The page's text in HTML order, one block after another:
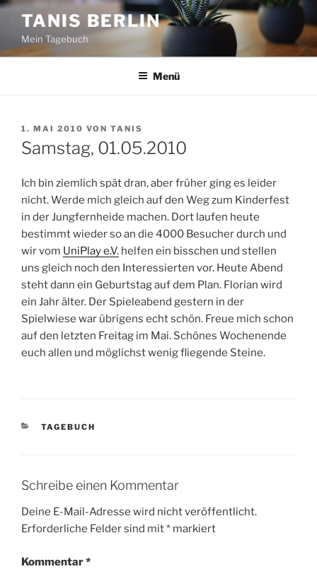
Zum
Inhalt
springen
TANIS BERLIN
Mein Tagebuch
Menü
VERÖFFENTLICHT
AM
1. MAI 2010 VON TANIS
Samstag, 01.05.2010
Ich bin ziemlich spät dran, aber früher ging es leider
nicht. Werde mich gleich auf den Weg zum Kinderfest
in der Jungfernheide machen. Dort laufen heute
bestimmt wieder so an die 4000 Besucher durch und
wir vom UniPlay e.V. helfen ein bisschen und stellen
uns gleich noch den Interessierten vor. Heute Abend
steht dann ein Geburtstag auf dem Plan. Florian wird
ein Jahr älter. Der Spieleabend gestern in der
Spielwiese war übrigens echt schön. Freue mich schon
auf den letzten Freitag im Mai. Schönes Wochenende
euch allen und möglichst wenig fliegende Steine.
KATEGORIEN
TAGEBUCH
Schreibe einen Kommentar
Deine E-Mail-Adresse wird nicht veröffentlicht.
Erforderliche Felder sind mit* markiert
Kommentar*